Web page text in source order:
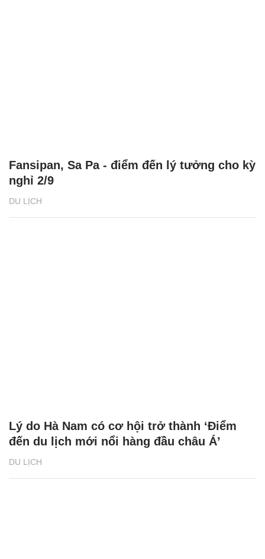
DU LỊCH
Fansipan, Sa Pa - điểm đến lý tưởng cho kỳ
nghỉ 2/9
DU LỊCH
Lý do Hà Nam có cơ hội trở thành ‘Điểm
đến du lịch mới nổi hàng đầu châu Á’